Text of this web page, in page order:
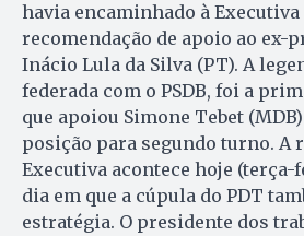
havia encaminhado à
recomendação de apoio ao ex-
Inácio Lula da Silva (PT). A
federada com o PSDB, foi a
que apoiou Simone Tebet
posição para segundo turno. A
Executiva acontece hoje (terça-
dia em que a cúpula do PDT
estratégia. O presidente dos